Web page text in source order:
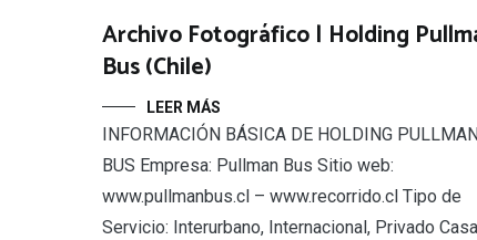
Archivo Fotográfico | Holding
Bus (Chile)
LEER MÁS
INFORMACIÓN BÁSICA DE HOLDING
BUS Empresa: Pullman Bus Sitio web:
www.pullmanbus.cl – www.recorrido.cl Tipo de
Servicio: Interurbano, Internacional, Privado Casa